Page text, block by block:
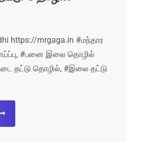
https://mrgaga.in #மந்தார
#பனை இலை தொழில்
தட்டு தொழில், #இலை தட்டு